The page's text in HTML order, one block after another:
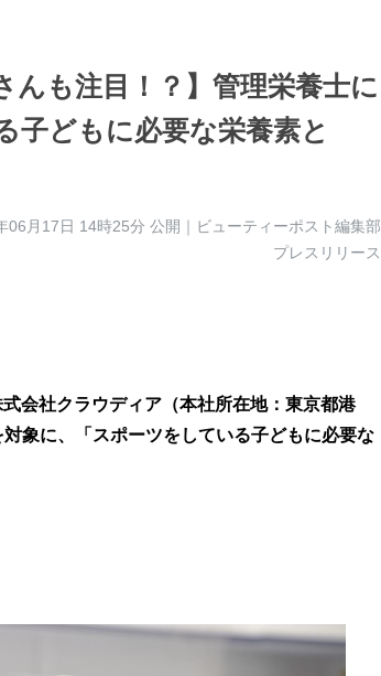
んも注目！？】管理栄養士に
子どもに必要な栄養素と
06月17日 14時25分 公開｜ビューティーポスト編集部
プレスリリース
会社クラウディア（本社所在地：東京都港
象に、「スポーツをしている子どもに必要な